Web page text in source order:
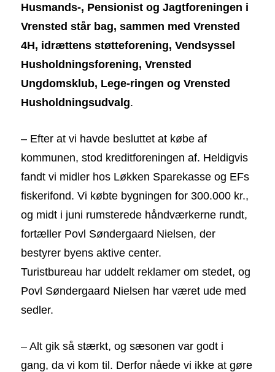
Husmands-, Pensionist og Jagtforeningen i
Vrensted står bag, sammen med Vrensted
4H, idrættens støtteforening, Vendsyssel
Husholdningsforening, Vrensted
Ungdomsklub, Lege-ringen og Vrensted
Husholdningsudvalg.
– Efter at vi havde besluttet at købe af
kommunen, stod kreditforeningen af. Heldigvis
fandt vi midler hos Løkken Sparekasse og EFs
fiskerifond. Vi købte bygningen for 300.000 kr.,
og midt i juni rumsterede håndværkerne rundt,
fortæller Povl Søndergaard Nielsen, der
bestyrer byens aktive center.
Turistbureau har uddelt reklamer om stedet, og
Povl Søndergaard Nielsen har været ude med
sedler.
– Alt gik så stærkt, og sæsonen var godt i
gang, da vi kom til. Derfor nåede vi ikke at gøre